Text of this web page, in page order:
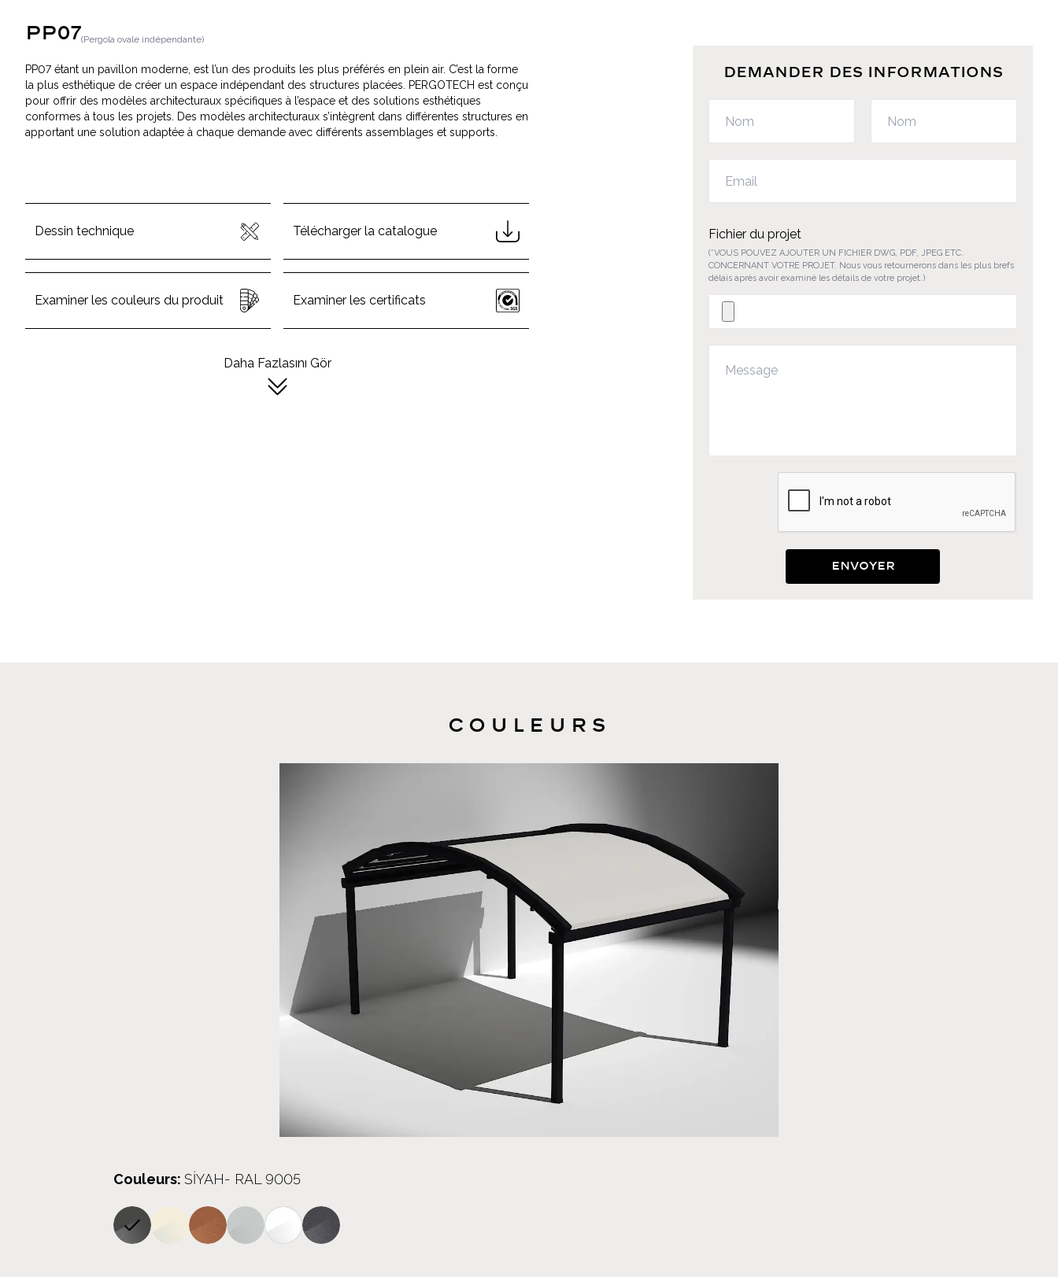
PP07(Pergola ovale indépendante)
PP07 étant un pavillon moderne, est l’un des produits les plus préférés en plein air. C’est la forme
la plus esthétique de créer un espace indépendant des structures placées. PERGOTECH est conçu
pour offrir des modèles architecturaux spécifiques à l’espace et des solutions esthétiques
conformes à tous les projets. Des modèles architecturaux s’intègrent dans différentes structures en
apportant une solution adaptée à chaque demande avec différents assemblages et supports.
Dessin technique Télécharger la catalogue
Examiner les couleurs du produit Examiner les certificats
Daha Fazlasını Gör
DEMANDER DES INFORMATIONS
Fichier du projet
(*VOUS POUVEZ AJOUTER UN FICHIER DWG, PDF, JPEG ETC.
CONCERNANT VOTRE PROJET. Nous vous retournerons dans les plus brefs
délais après avoir examiné les détails de votre projet.)
Envoyer
COULEURS
Couleurs: SİYAH- RAL 9005